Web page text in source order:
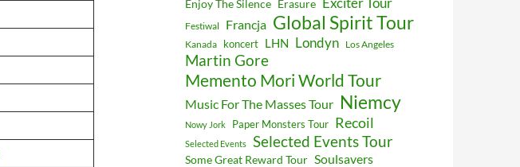
Enjoy The Silence Erasure
Festiwal Francja Global Spirit Tour
Kanada koncert LHN Londyn Los Angeles
Martin Gore
Memento Mori World Tour
Music For The Masses Tour Niemcy
Nowy Jork Paper Monsters Tour Recoil
Selected Events Selected Events Tour
Some Great Reward Tour Soulsavers